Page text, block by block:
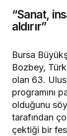
“Sanat,
aldırır”
Bursa
Bozbey,
olan 63.
programını
olduğunu
tarafından
çektiği bir